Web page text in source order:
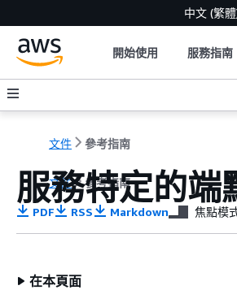
中文 (繁
開始使用 服務指南
文件 參考指南
文件 參考指南
服務特定的端
PDF RSS Markdown 焦點模
在本頁面